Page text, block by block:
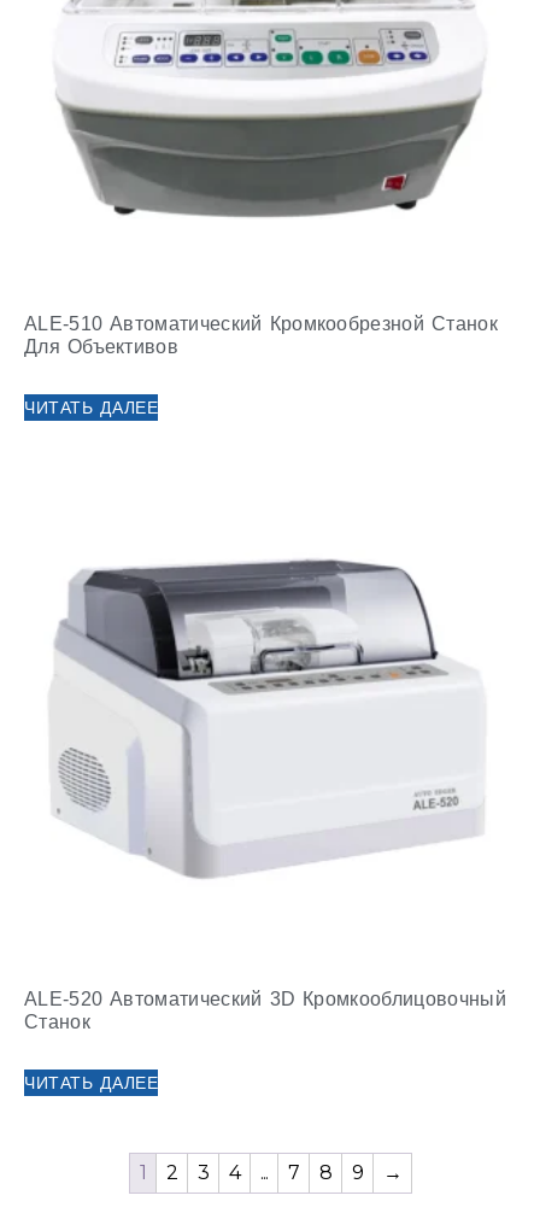
ALE-510 Автоматический Кромкообрезной Станок
Для Объективов
ЧИТАТЬ ДАЛЕЕ
ALE-520 Автоматический 3D Кромкооблицовочный
Станок
ЧИТАТЬ ДАЛЕЕ
1 2 3 4 ... 7 8 9 →